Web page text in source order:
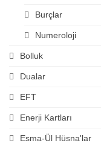
Burçlar
Numeroloji
Bolluk
Dualar
EFT
Enerji Kartları
Esma-Ül Hüsna'lar